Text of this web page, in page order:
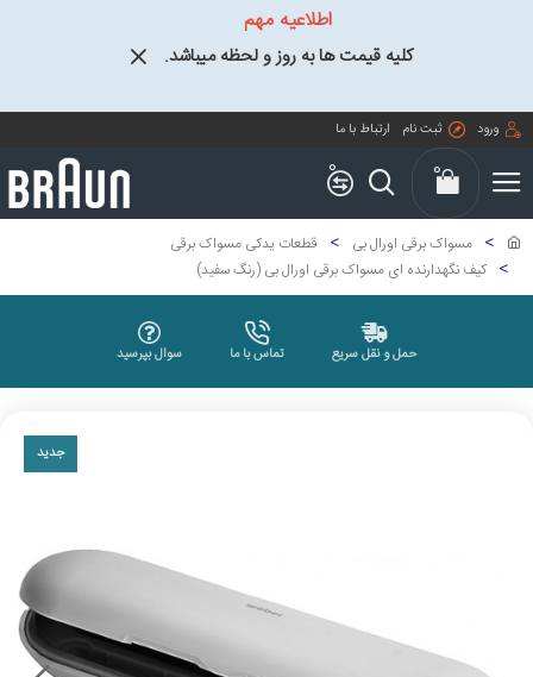
اطلاعیه مهم
کلیه قیمت ها به روز و لحظه میباشد.
ورود ثبت نام ارتباط با ما
0 0
مسواک برقی اورال بی
قطعات یدکی مسواک برقی
کیف نگهدارنده ای مسواک برقی اورال بی (رنگ سفید)
حمل و نقل سریع تماس با ما سوال بپرسید
جدید